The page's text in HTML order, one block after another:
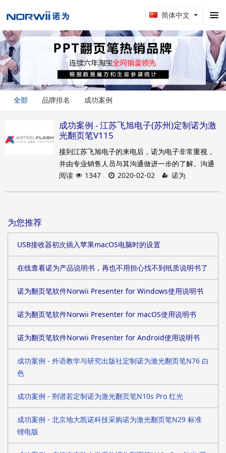
简体中文
全部 品牌排名 成功案例
成功案例 - ​江苏飞旭电子(苏州)定制诺为激
光翻页笔V115
接到江苏飞旭电子的来电后，诺为电子非常重视，
并由专业销售人员与其沟通做进一步的了解。沟通
过程中了解到，江苏飞旭电子之所以指定诺为激光
随后诺为电子的美工人员根据其提供的LOGO文件，
后安排了实物打样。收到样品后，江苏飞旭电子的
阅读 1347 2020-02-02 诺为
为您推荐
USB接收器初次插入苹果macOS电脑时的设置
在线查看诺为产品说明书，再也不用担心找不到纸质说明书了
诺为翻页笔软件Norwii Presenter for Windows使用说明书
诺为翻页笔软件Norwii Presenter for macOS使用说明书
诺为翻页笔软件Norwii Presenter for Android使用说明书
成功案例 - 外语教学与研究出版社定制诺为激光翻页笔N76 白
色
成功案例 - 荆谱若定制诺为激光翻页笔N10s Pro 红光
成功案例 - 北京地大凯诺科技采购诺为激光翻页笔N29 标准
锂电版